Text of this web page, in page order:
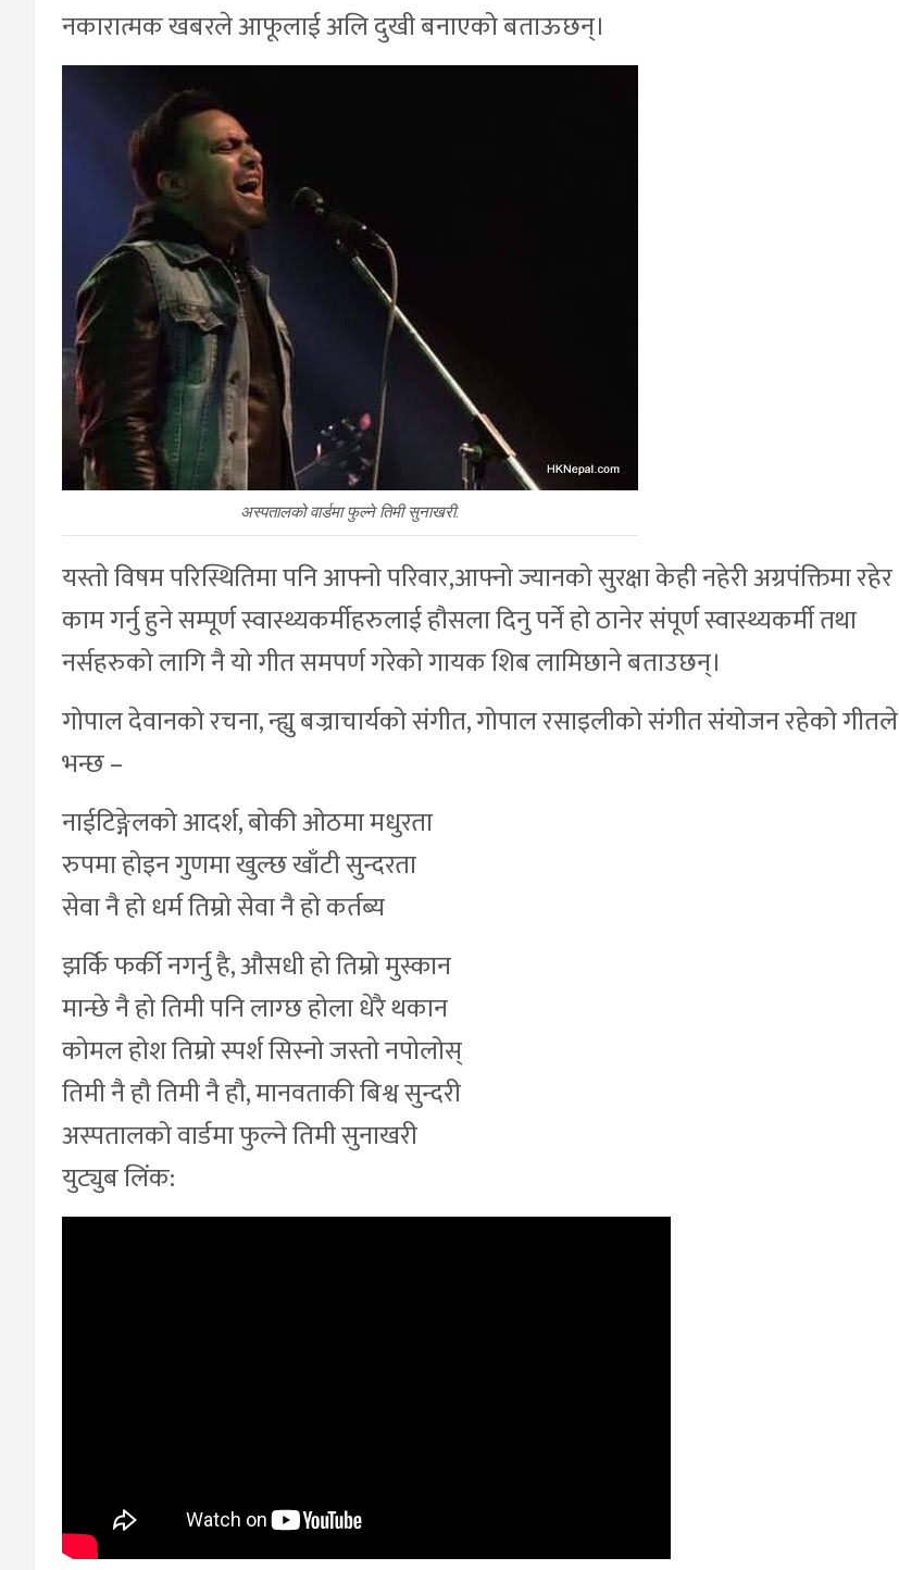
नकारात्मक खबरले आफूलाई अलि दुखी बनाएको बताऊछन्।
अस्पतालको वार्डमा फुल्ने तिमी सुनाखरी.
यस्तो विषम परिस्थितिमा पनि आफ्नो परिवार,आफ्नो ज्यानको सुरक्षा केही नहेरी अग्रपंक्तिमा रहेर
काम गर्नु हुने सम्पूर्ण स्वास्थ्यकर्मीहरुलाई हौसला दिनु पर्ने हो ठानेर संपूर्ण स्वास्थ्यकर्मी तथा
नर्सहरुको लागि नै यो गीत समपर्ण गरेको गायक शिब लामिछाने बताउछन्।
गोपाल देवानको रचना, न्ह्यु बज्राचार्यको संगीत, गोपाल रसाइलीको संगीत संयोजन रहेको गीतले
भन्छ –
नाईटिङ्गेलको आदर्श, बोकी ओठमा मधुरता
रुपमा होइन गुणमा खुल्छ खाँटी सुन्दरता
सेवा नै हो धर्म तिम्रो सेवा नै हो कर्तब्य
झर्कि फर्की नगर्नु है, औसधी हो तिम्रो मुस्कान
मान्छे नै हो तिमी पनि लाग्छ होला धेरै थकान
कोमल होश तिम्रो स्पर्श सिस्नो जस्तो नपोलोस्
तिमी नै हौ तिमी नै हौ, मानवताकी बिश्व सुन्दरी
अस्पतालको वार्डमा फुल्ने तिमी सुनाखरी
युट्युब लिंक: